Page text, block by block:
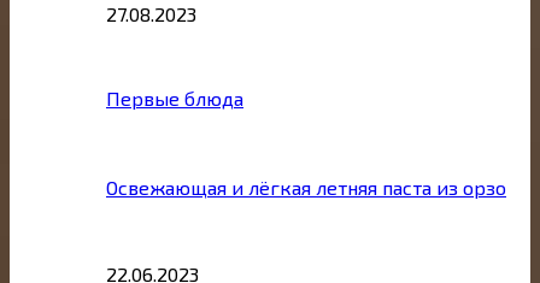
27.08.2023
Первые блюда
Освежающая и лёгкая летняя паста из орзо
22.06.2023